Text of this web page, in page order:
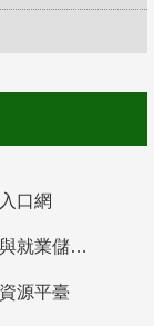
口網
青年教育與就業儲蓄帳戶
源平臺